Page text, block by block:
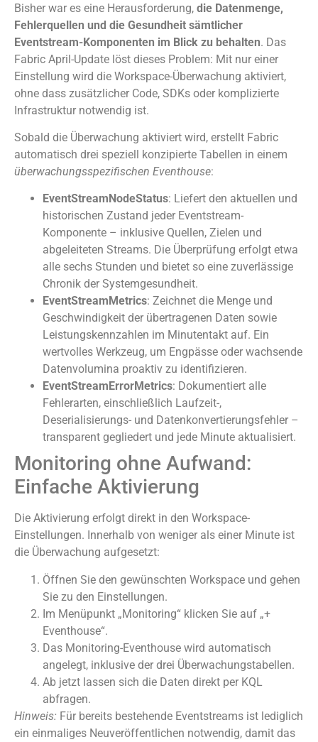
Bisher war es eine Herausforderung, die Datenmenge,
Fehlerquellen und die Gesundheit sämtlicher
Eventstream-Komponenten im Blick zu behalten. Das
Fabric April-Update löst dieses Problem: Mit nur einer
Einstellung wird die Workspace-Überwachung aktiviert,
ohne dass zusätzlicher Code, SDKs oder komplizierte
Infrastruktur notwendig ist.
Sobald die Überwachung aktiviert wird, erstellt Fabric
automatisch drei speziell konzipierte Tabellen in einem
überwachungsspezifischen Eventhouse:
EventStreamNodeStatus: Liefert den aktuellen und
historischen Zustand jeder Eventstream-
Komponente – inklusive Quellen, Zielen und
abgeleiteten Streams. Die Überprüfung erfolgt etwa
alle sechs Stunden und bietet so eine zuverlässige
Chronik der Systemgesundheit.
EventStreamMetrics: Zeichnet die Menge und
Geschwindigkeit der übertragenen Daten sowie
Leistungskennzahlen im Minutentakt auf. Ein
wertvolles Werkzeug, um Engpässe oder wachsende
Datenvolumina proaktiv zu identifizieren.
EventStreamErrorMetrics: Dokumentiert alle
Fehlerarten, einschließlich Laufzeit-,
Deserialisierungs- und Datenkonvertierungsfehler –
transparent gegliedert und jede Minute aktualisiert.
Monitoring ohne Aufwand:
Einfache Aktivierung
Die Aktivierung erfolgt direkt in den Workspace-
Einstellungen. Innerhalb von weniger als einer Minute ist
die Überwachung aufgesetzt:
Öffnen Sie den gewünschten Workspace und gehen
Sie zu den Einstellungen.
Im Menüpunkt „Monitoring“ klicken Sie auf „+
Eventhouse“.
Das Monitoring-Eventhouse wird automatisch
angelegt, inklusive der drei Überwachungstabellen.
Ab jetzt lassen sich die Daten direkt per KQL
abfragen.
Hinweis: Für bereits bestehende Eventstreams ist lediglich
ein einmaliges Neuveröffentlichen notwendig, damit das